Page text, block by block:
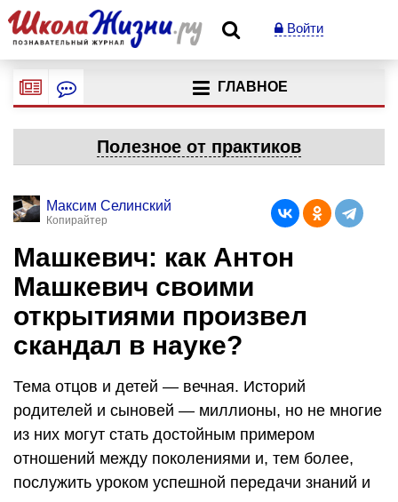
Войти
ГЛАВНОЕ
Полезное от практиков
Максим Селинский
Копирайтер
Машкевич: как Антон
Машкевич своими
открытиями произвел
скандал в науке?
Тема отцов и детей — вечная. Историй
родителей и сыновей — миллионы, но не многие
из них могут стать достойным примером
отношений между поколениями и, тем более,
послужить уроком успешной передачи знаний и